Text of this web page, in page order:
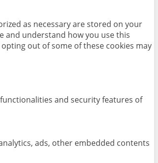
as necessary are stored on your
and understand how you use this
out of some of these cookies may
and security features of
ads, other embedded contents